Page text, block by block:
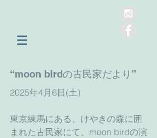
“moon birdの古民家だより”
2025年4月6日(土)
東京練馬にある、けやきの森に囲
まれた古民家にて、moon birdの演